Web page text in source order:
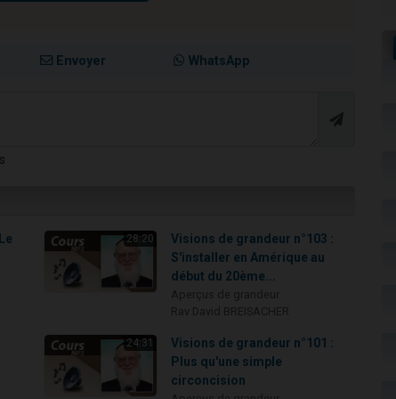
Envoyer WhatsApp
28:20
Visions de grandeur n°103 :
S'installer en Amérique au
début du 20ème...
24:31
Visions de grandeur n°101 :
Plus qu'une simple
circoncision